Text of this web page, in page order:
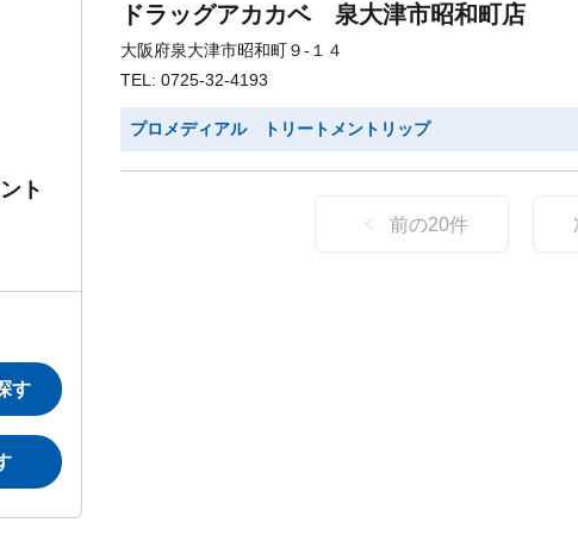
ト
す
ドラッグアカカベ 泉大津市昭和町店
大阪府泉大津市昭和町９-１４
TEL: 0725-32-4193
プロメディアル トリートメントリップ
前の20件